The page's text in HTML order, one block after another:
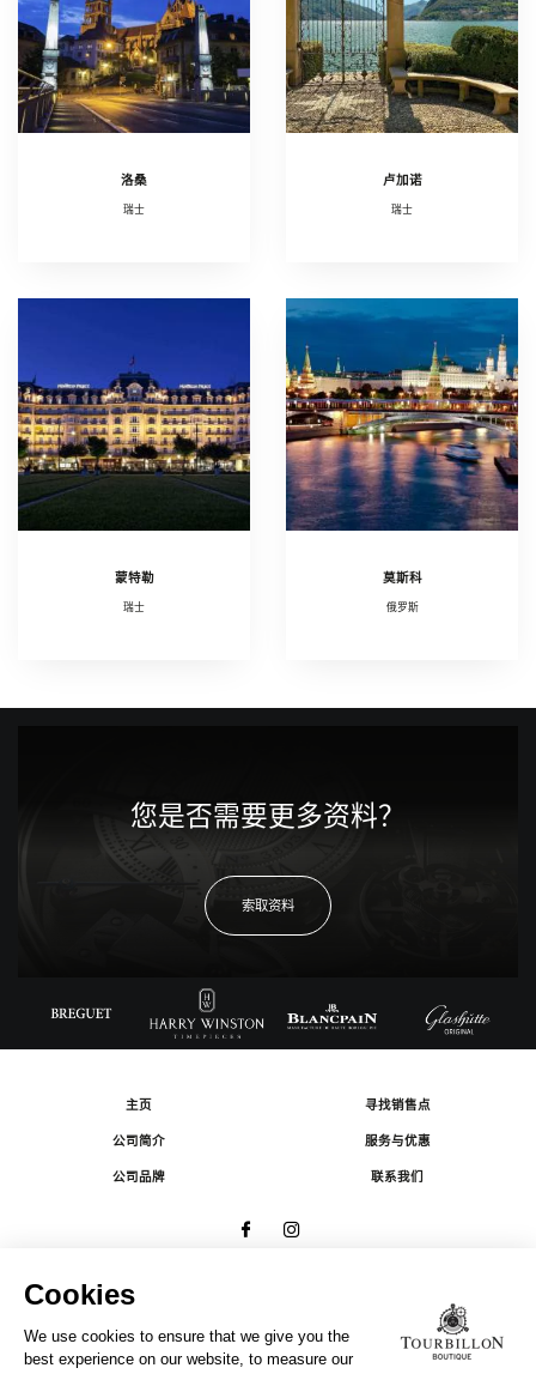
洛桑
瑞士
卢加诺
瑞士
蒙特勒
瑞士
莫斯科
俄罗斯
您是否需要更多资料？
索取资料
主页
公司简介
公司品牌
寻找销售点
服务与优惠
联系我们